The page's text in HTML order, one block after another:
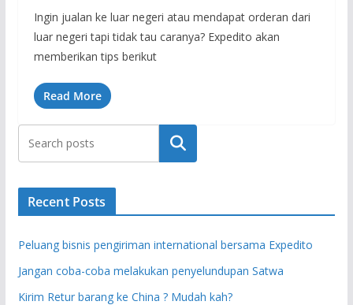
Ingin jualan ke luar negeri atau mendapat orderan dari
luar negeri tapi tidak tau caranya? Expedito akan
memberikan tips berikut
Read More
Search
Recent Posts
Peluang bisnis pengiriman international bersama Expedito
Jangan coba-coba melakukan penyelundupan Satwa
Kirim Retur barang ke China ? Mudah kah?